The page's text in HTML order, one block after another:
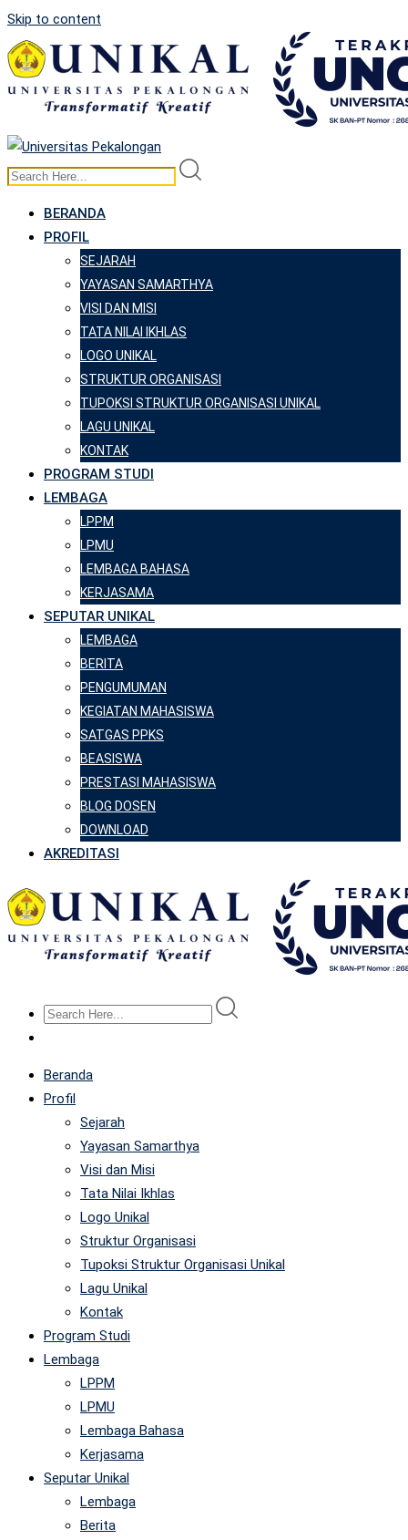
Skip to content
BERANDA
PROFIL
SEJARAH
YAYASAN SAMARTHYA
VISI DAN MISI
TATA NILAI IKHLAS
LOGO UNIKAL
STRUKTUR ORGANISASI
TUPOKSI STRUKTUR ORGANISASI UNIKAL
LAGU UNIKAL
KONTAK
PROGRAM STUDI
LEMBAGA
LPPM
LPMU
LEMBAGA BAHASA
KERJASAMA
SEPUTAR UNIKAL
LEMBAGA
BERITA
PENGUMUMAN
KEGIATAN MAHASISWA
SATGAS PPKS
BEASISWA
PRESTASI MAHASISWA
BLOG DOSEN
DOWNLOAD
AKREDITASI
Beranda
Profil
Sejarah
Yayasan Samarthya
Visi dan Misi
Tata Nilai Ikhlas
Logo Unikal
Struktur Organisasi
Tupoksi Struktur Organisasi Unikal
Lagu Unikal
Kontak
Program Studi
Lembaga
LPPM
LPMU
Lembaga Bahasa
Kerjasama
Seputar Unikal
Lembaga
Berita